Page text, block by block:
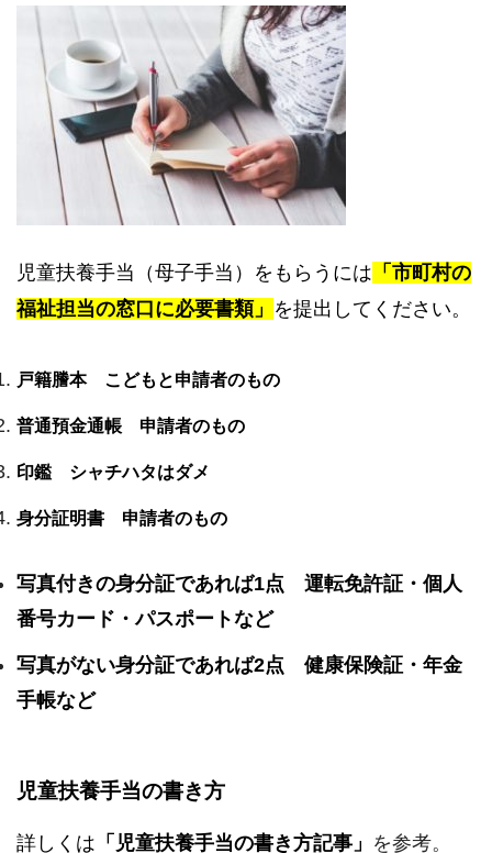
児童扶養手当（母子手当）をもらうには 「市町村の
福祉担当の窓口に必要書類」 を提出してください。
戸籍謄本 こどもと申請者のもの
普通預金通帳 申請者のもの
印鑑 シャチハタはダメ
身分証明書 申請者のもの
写真付きの身分証であれば1点 運転免許証・個人
番号カード・パスポートなど
写真がない身分証であれば2点 健康保険証・年金
手帳など
児童扶養手当の書き方
詳しくは 「児童扶養手当の書き方記事」 を参考。